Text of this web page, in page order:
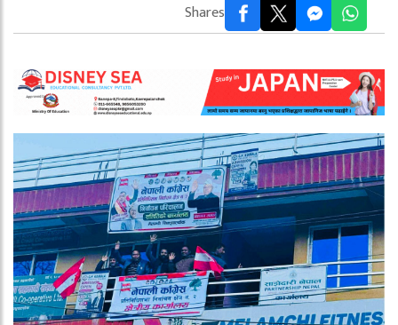
Shares